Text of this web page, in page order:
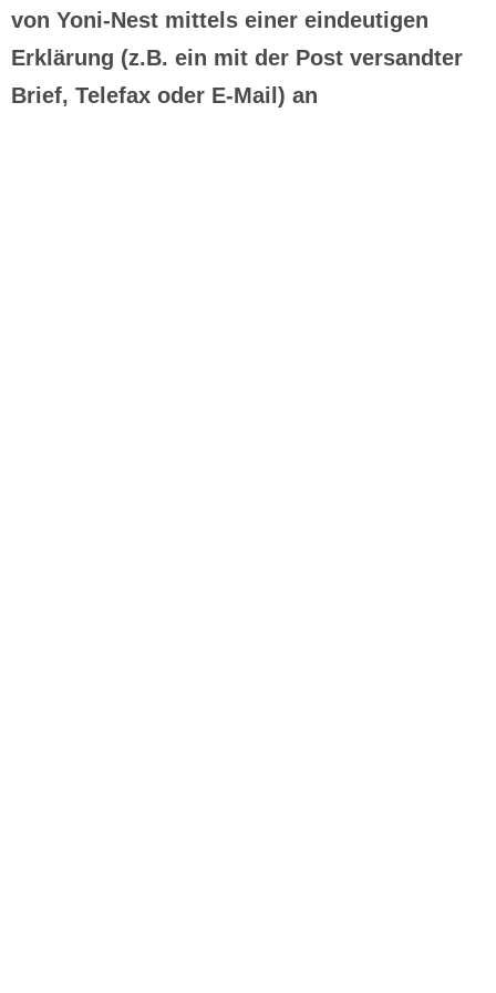
von Yoni-Nest mittels einer eindeutigen
Erklärung (z.B. ein mit der Post versandter
Brief, Telefax oder E-Mail) an